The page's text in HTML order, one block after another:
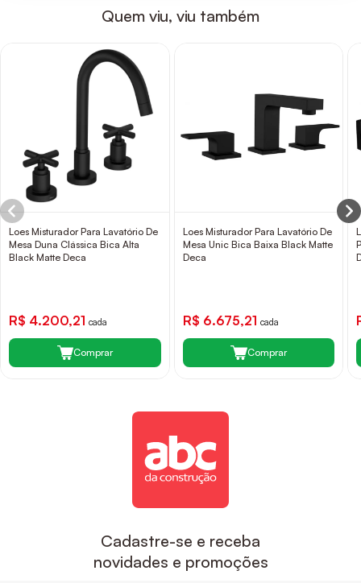
Quem viu, viu também
Loes Misturador Para Lavatório De
Mesa Duna Clássica Bica Alta
Black Matte Deca
R$ 4.200,21 cada
Comprar
Loes Misturador Para Lavatório De
Mesa Unic Bica Baixa Black Matte
Deca
R$ 6.675,21 cada
Comprar
Cadastre-se e receba
novidades e promoções